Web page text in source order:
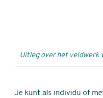
Uitleg over het veldwerk
Je kunt als individu of